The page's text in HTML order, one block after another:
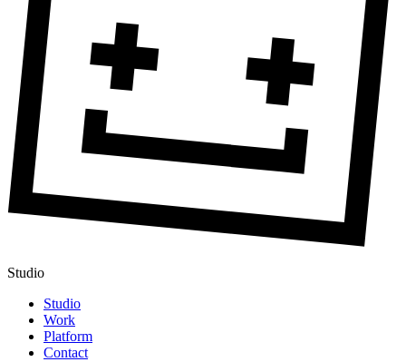
Studio
Studio
Work
Platform
Contact